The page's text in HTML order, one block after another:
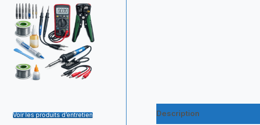
Voir les produits d’entretien Description